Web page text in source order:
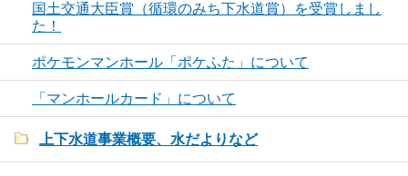
国土交通大臣賞（循環のみち下水道賞）を受賞しまし
た！
ポケモンマンホール「ポケふた」について
「マンホールカード」について
上下水道事業概要、水だよりなど